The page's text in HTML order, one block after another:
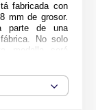
fabricada con
mm de grosor.
parte de una
No solo
medalla será
y
de hasta 9 cm.